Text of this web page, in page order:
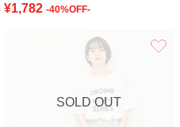
¥1,782 -40%OFF-
SOLD OUT